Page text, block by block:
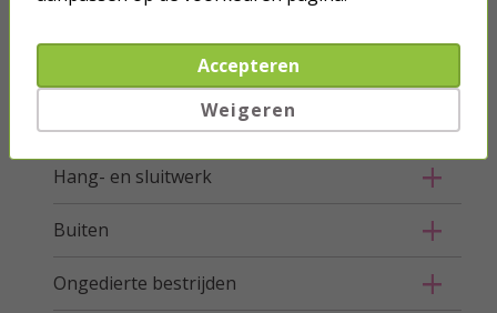
Telefoon & Tablet
Hang- en sluitwerk
Buiten
Ongedierte bestrijden
Accepteren
Weigeren